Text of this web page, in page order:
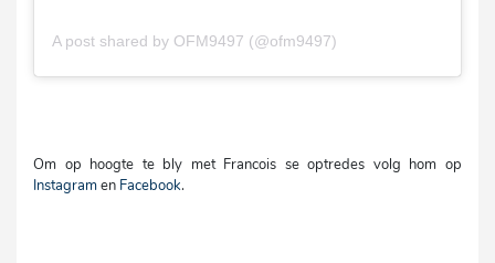
A post shared by OFM9497 (@ofm9497)
Om op hoogte te bly met Francois se optredes volg hom op
Instagramen Facebook.